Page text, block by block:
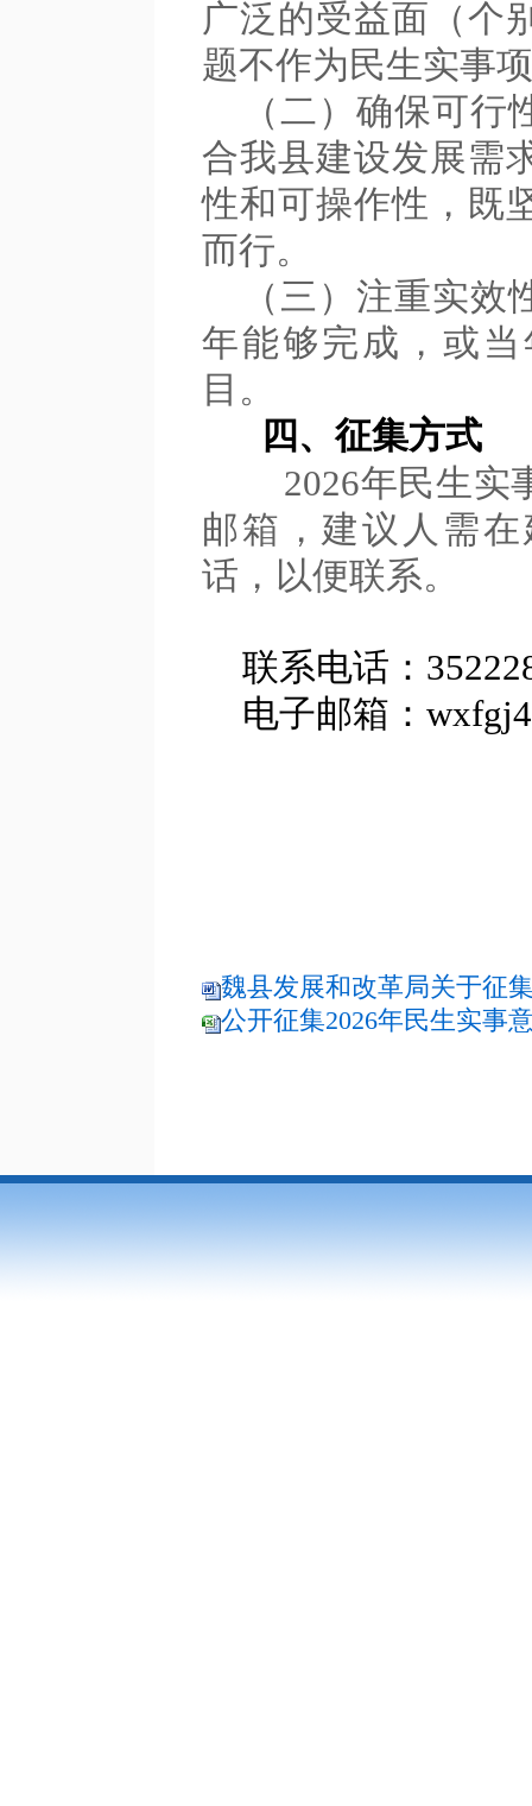
广泛的受益面（个
题不作为民生实事
（二）确保可
合我县建设发展需
性和可操作性，既
而行。
（三）注重实
年能够完成，或
目。
四、征集方式
2026年民生实
邮箱，建议人需
话，以便联系。
联系电话：
电子邮箱：
魏县发展和改革局关于征
公开征集2026年民生实事